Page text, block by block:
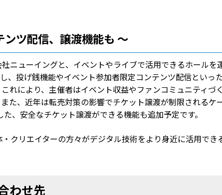
ツ配信、譲渡機能も ～
ニューイングと、イベントやライブで活用できるホールを
、投げ銭機能やイベント参加者限定コンテンツ配信といっ
れにより、主催者はイベント収益やファンコミュニティづ
た、近年は転売対策の影響でチケット譲渡が制限されるケ
、安全なチケット譲渡ができる機能も追加予定です。
クリエイターの方々がデジタル技術をより身近に活用でき
わせ先